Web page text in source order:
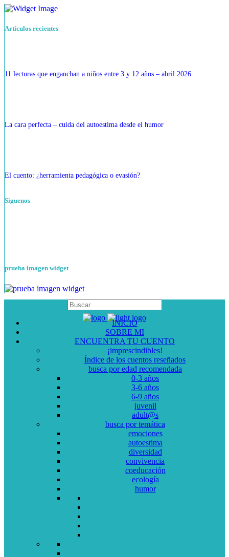
Artículos recientes
11 lecturas que enganchan a niños entre 3 y 12 años – abril 2026
La cara perfecta – cuida del autoestima desde el humor
El cuento: ¿herramienta pedagógica o evasión?
Siguenos
prueba imagen widget
INICIO
SOBRE MI
ENCUENTRA TU CUENTO
¡imprescindibles!
Índice de los cuentos reseñados
busca por edad recomendada
0-3 años
3-6 años
6-9 años
juvenil
adult@s
busca por temática
emociones
autoestima
diversidad
convivencia
coeducación
ecología
humor